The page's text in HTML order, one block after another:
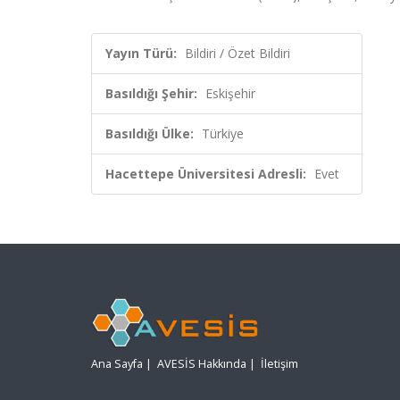
Yayın Türü: Bildiri / Özet Bildiri
Basıldığı Şehir: Eskişehir
Basıldığı Ülke: Türkiye
Hacettepe Üniversitesi Adresli: Evet
Ana Sayfa | AVESİS Hakkında | İletişim